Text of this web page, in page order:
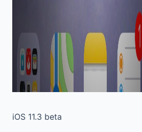
iOS 11.3 beta